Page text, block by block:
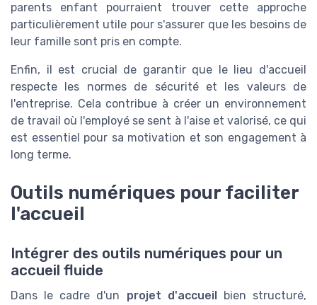
parents enfant pourraient trouver cette approche
particulièrement utile pour s'assurer que les besoins de
leur famille sont pris en compte.
Enfin, il est crucial de garantir que le lieu d'accueil
respecte les normes de sécurité et les valeurs de
l'entreprise. Cela contribue à créer un environnement
de travail où l'employé se sent à l'aise et valorisé, ce qui
est essentiel pour sa motivation et son engagement à
long terme.
Outils numériques pour faciliter
l'accueil
Intégrer des outils numériques pour un
accueil fluide
Dans le cadre d'un projet d'accueil
bien structuré,